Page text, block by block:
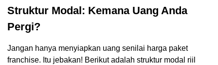
Struktur Modal: Kemana Uang Anda
Pergi?
Jangan hanya menyiapkan uang senilai harga paket
franchise. Itu jebakan! Berikut adalah struktur modal riil